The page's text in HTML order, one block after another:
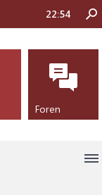
22:54
Foren